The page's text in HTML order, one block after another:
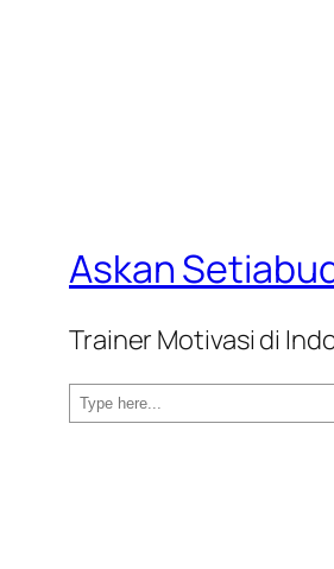
Askan
Trainer Motivasi di
S